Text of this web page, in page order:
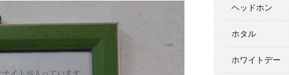
ヘッドホン
ホタル
ホワイトデー